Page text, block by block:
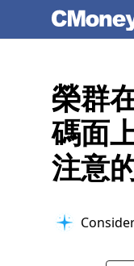
榮群
碼面
注意